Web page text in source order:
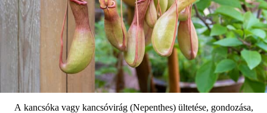
A kancsóka vagy kancsóvirág (Nepenthes) ültetése, gondozása,